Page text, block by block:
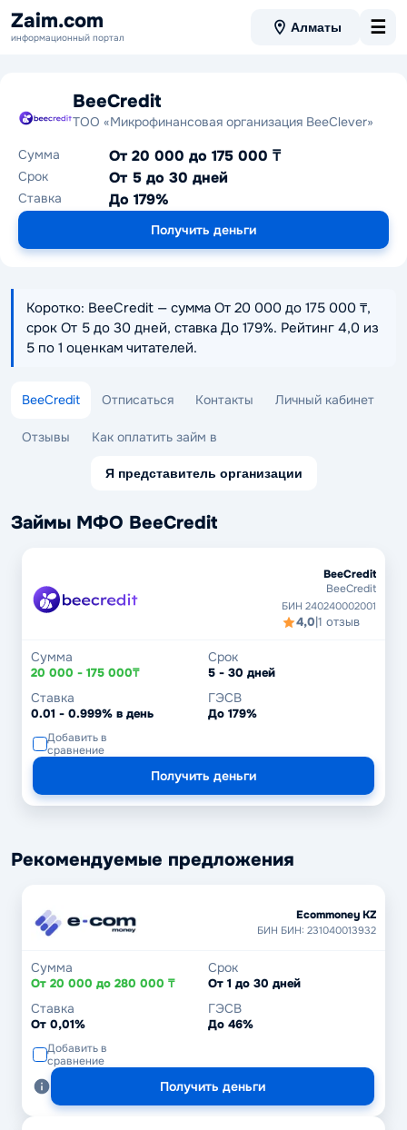
Zaim.com
информационный портал
Алматы ☰
BeeCredit
ТОО «Микрофинансовая организация BeeClever»
Сумма
От 20 000 до 175 000 ₸
Срок От 5 до 30 дней
Ставка До 179%
Получить деньги
Коротко: BeeCredit — сумма От 20 000 до 175 000 ₸,
срок От 5 до 30 дней, ставка До 179%. Рейтинг 4,0 из
5 по 1 оценкам читателей.
BeeCredit Отписаться Контакты Личный кабинет
Отзывы Как оплатить займ в
Я представитель организации
Займы МФО BeeCredit
BeeCredit
BeeCredit
БИН 240240002001
4,0|1 отзыв
Сумма
20 000 - 175 000₸
Срок
5 - 30 дней
Ставка
0.01 - 0.999% в день
ГЭСВ
До 179%
Добавить в
сравнение
Получить деньги
Рекомендуемые предложения
Ecommoney KZ
БИН БИН: 231040013932
Сумма
От 20 000 до 280 000 ₸
Срок
От 1 до 30 дней
Ставка
От 0,01%
ГЭСВ
До 46%
Добавить в
сравнение
Получить деньги